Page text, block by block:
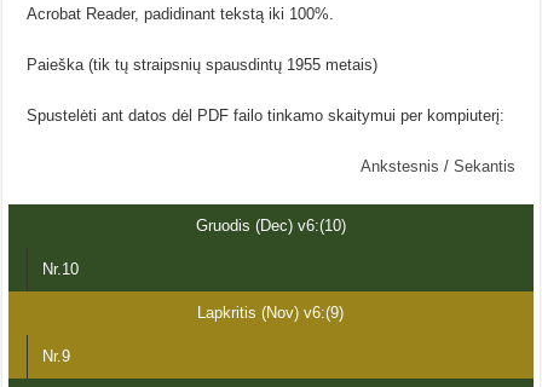
Acrobat Reader, padidinant tekstą iki 100%.
Paieška (tik tų straipsnių spausdintų 1955 metais)
Spustelėti ant datos dėl PDF failo tinkamo skaitymui per kompiuterį:
Ankstesnis / Sekantis
Gruodis (Dec) v6:(10)
Nr.10
Lapkritis (Nov) v6:(9)
Nr.9